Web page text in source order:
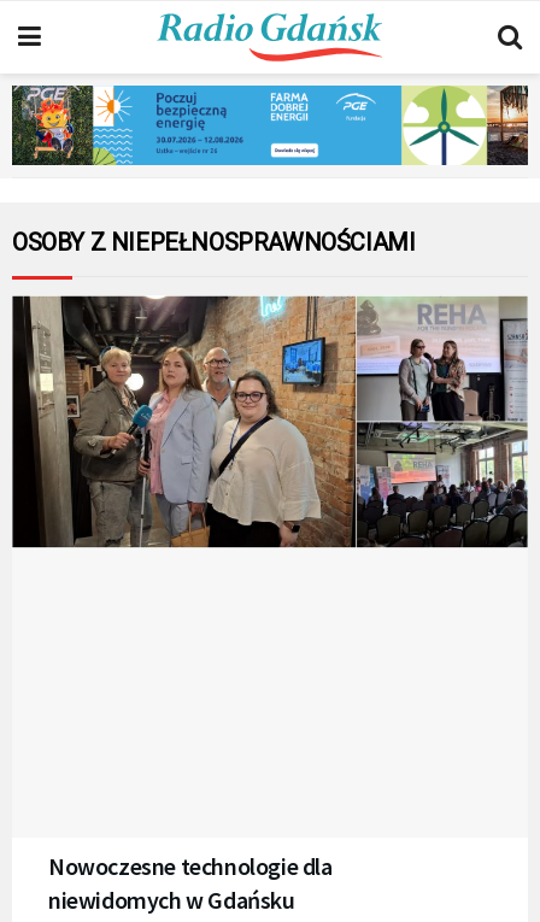
OSOBY Z NIEPEŁNOSPRAWNOŚCIAMI
Nowoczesne technologie dla
niewidomych w Gdańsku